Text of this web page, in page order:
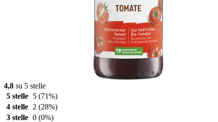
4,8 su 5 stelle
5 stelle
5 (71%)
4 stelle
2 (28%)
3 stelle 0 (0%)